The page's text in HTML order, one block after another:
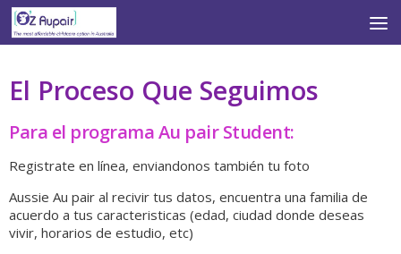
Skip to content
El Proceso Que Seguimos
Para el programa Au pair Student:
Registrate en línea, enviandonos también tu foto
Aussie Au pair al recivir tus datos, encuentra una familia de
acuerdo a tus caracteristicas (edad, ciudad donde deseas
vivir, horarios de estudio, etc)